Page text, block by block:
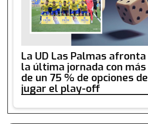
La UD Las Palmas afronta
la última jornada con más
de un 75 % de opciones de
jugar el play-off